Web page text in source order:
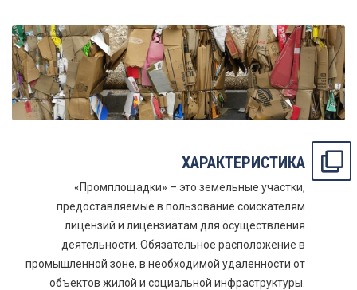
ХАРАКТЕРИСТИКА
«Промплощадки» – это земельные участки,
предоставляемые в пользование соискателям
лицензий и лицензиатам для осуществления
деятельности. Обязательное расположение в
промышленной зоне, в необходимой удаленности от
объектов жилой и социальной инфраструктуры.